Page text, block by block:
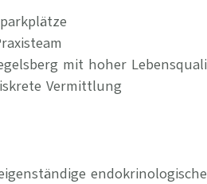
mit hoher
Vermittlung